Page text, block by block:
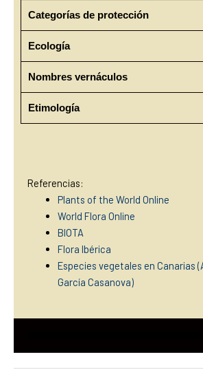
Categorías de protección
Ecología
Nombres vernáculos
Etimología
Referencias:
Plants of the World Online
World Flora Online
BIOTA
Flora Ibérica
Especies vegetales en Canarias
García Casanova)